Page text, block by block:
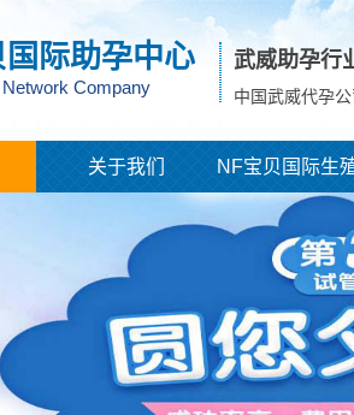
国际助孕中心
Company
武威助孕行
中国武威代孕
关于我们 NF宝贝国际生